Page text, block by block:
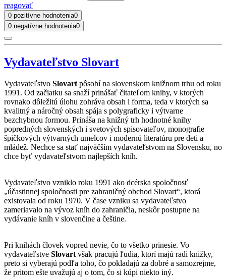
reagovať
0 pozitívne hodnotenia0
0 negatívne hodnotenia0
Vydavateľstvo Slovart
Vydavateľstvo Slovart pôsobí na slovenskom knižnom trhu od roku
1991. Od začiatku sa snaží prinášať čitateľom knihy, v ktorých
rovnako dôležitú úlohu zohráva obsah i forma, teda v ktorých sa
kvalitný a náročný obsah spája s polygraficky i výtvarne
bezchybnou formou. Prináša na knižný trh hodnotné knihy
popredných slovenských i svetových spisovateľov, monografie
špičkových výtvarných umelcov i modernú literatúru pre deti a
mládež. Nechce sa stať najväčším vydavateľstvom na Slovensku, no
chce byť vydavateľstvom najlepších kníh.
Vydavateľstvo vzniklo roku 1991 ako dcérska spoločnosť
„účastinnej spoločnosti pre zahraničný obchod Slovart“, ktorá
existovala od roku 1970. V čase vzniku sa vydavateľstvo
zameriavalo na vývoz kníh do zahraničia, neskôr postupne na
vydávanie kníh v slovenčine a češtine.
Pri knihách človek vopred nevie, čo to všetko prinesie. Vo
vydavateľstve Slovart však pracujú ľudia, ktorí majú radi knižky,
preto si vyberajú podľa toho, čo pokladajú za dobré a samozrejme,
že pritom ešte uvažujú aj o tom, čo si kúpi niekto iný.